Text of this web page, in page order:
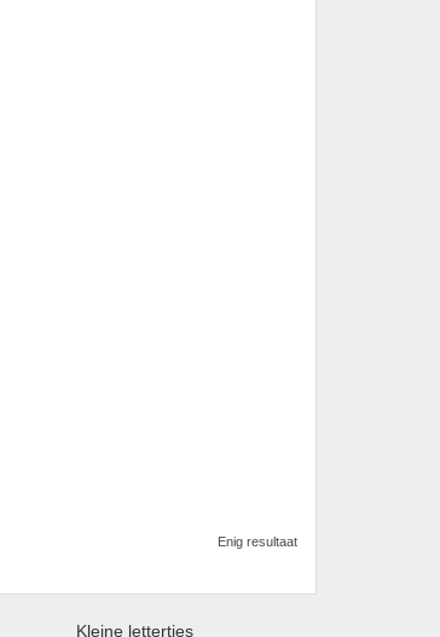
Enig resultaat
Kleine lettertjes